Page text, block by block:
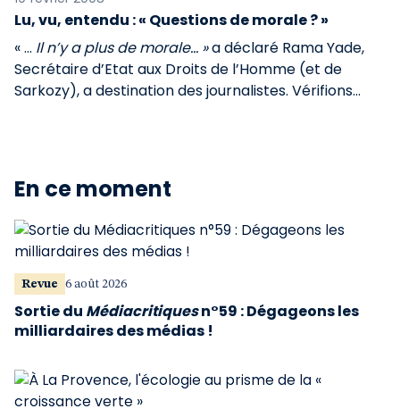
Lu, vu, entendu : « Questions de morale ? »
« ... Il n’y a plus de morale... »a déclaré Rama Yade,
Secrétaire d’Etat aux Droits de l’Homme (et de
Sarkozy), a destination des journalistes. Vérifions…
En ce moment
Revue 6 août 2026
Sortie du Médiacritiquesn°59 : Dégageons les
milliardaires des médias !